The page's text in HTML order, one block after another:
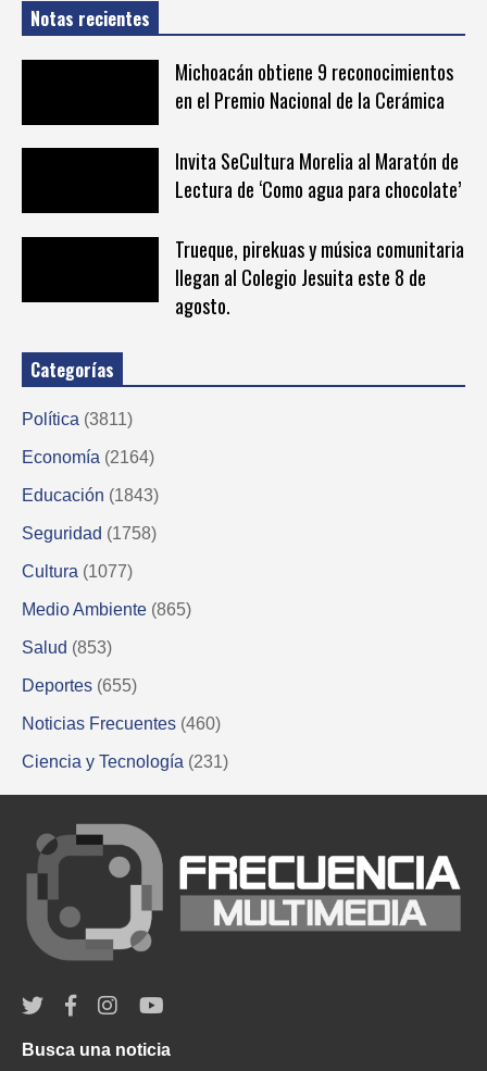
Notas recientes
Michoacán obtiene 9 reconocimientos
en el Premio Nacional de la Cerámica
Invita SeCultura Morelia al Maratón de
Lectura de ‘Como agua para chocolate’
Trueque, pirekuas y música comunitaria
llegan al Colegio Jesuita este 8 de
agosto.
Categorías
Política (3811)
Economía (2164)
Educación (1843)
Seguridad (1758)
Cultura (1077)
Medio Ambiente (865)
Salud (853)
Deportes (655)
Noticias Frecuentes (460)
Ciencia y Tecnología (231)
Busca una noticia